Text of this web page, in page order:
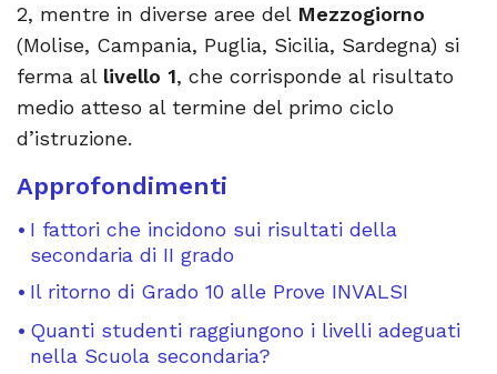
2, mentre in diverse aree del Mezzogiorno
(Molise, Campania, Puglia, Sicilia, Sardegna) si
ferma al livello 1, che corrisponde al risultato
medio atteso al termine del primo ciclo
d’istruzione.
Approfondimenti
I fattori che incidono sui risultati della
secondaria di II grado
Il ritorno di Grado 10 alle Prove INVALSI
Quanti studenti raggiungono i livelli adeguati
nella Scuola secondaria?